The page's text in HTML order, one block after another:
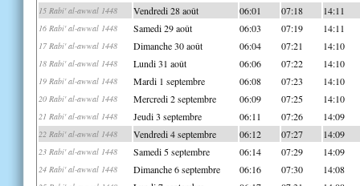
15 Rabi' al-awwal 1448 Vendredi 28 août 06:01 07:18 14:11
16 Rabi' al-awwal 1448 Samedi 29 août 06:03 07:19 14:11
17 Rabi' al-awwal 1448 Dimanche 30 août 06:04 07:21 14:10
18 Rabi' al-awwal 1448 Lundi 31 août 06:06 07:22 14:10
19 Rabi' al-awwal 1448 Mardi 1 septembre 06:08 07:23 14:10
20 Rabi' al-awwal 1448 Mercredi 2 septembre 06:09 07:25 14:10
21 Rabi' al-awwal 1448 Jeudi 3 septembre 06:11 07:26 14:09
22 Rabi' al-awwal 1448 Vendredi 4 septembre 06:12 07:27 14:09
23 Rabi' al-awwal 1448 Samedi 5 septembre 06:14 07:29 14:09
24 Rabi' al-awwal 1448 Dimanche 6 septembre 06:16 07:30 14:08